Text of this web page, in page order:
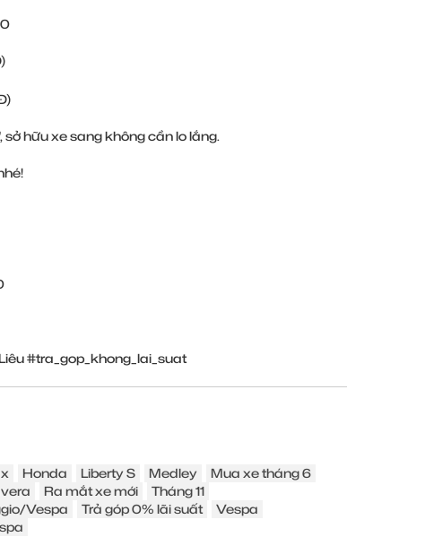
hữu xe sang không cần lo lắng.
#tra_gop_khong_lai_suat
Honda Liberty S Medley
Mua xe tháng 6
Ra mắt xe mới
Tháng 11
Vespa Trả góp 0% lãi suất
Vespa